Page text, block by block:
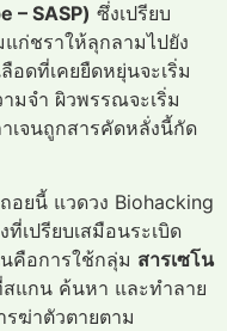
– SASP) ซึ่งเปรียบ
ก่ชราให้ลุกลามไปยัง
อดที่เคยยืดหยุ่นจะเริ่ม
มจำ ผิวพรรณจะเริ่ม
เจนถูกสารคัดหลั่งนี้กัด
อยนี้ แวดวง Biohacking
เปรียบเสมือนระเบิด
คือการใช้กลุ่ม สารเซโน
แกน ค้นหา และทำลาย
รฆ่าตัวตายตาม